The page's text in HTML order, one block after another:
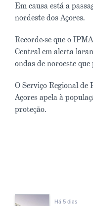
Em causa está a
nordeste dos Açores.
Recorde-se que o
Central em alerta
ondas de noroeste
O Serviço Regional de
Açores apela à
proteção.
Há 5 dias